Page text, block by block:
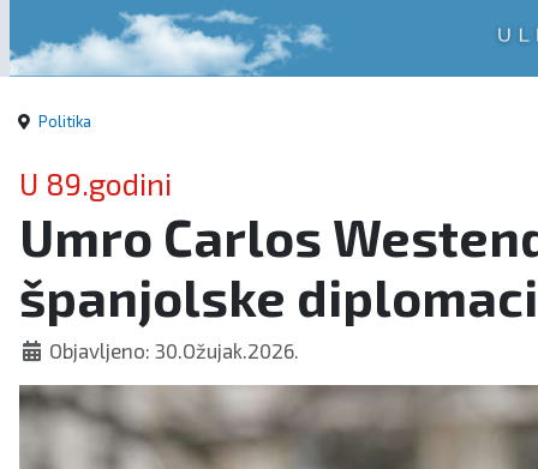
Politika
U 89.godini
Umro Carlos
španjolske
Objavljeno: 30.Ožujak.2026.